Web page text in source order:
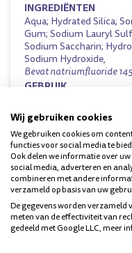
INGREDIËNTEN
Aqua; Hydrated Silica;
Gum; Sodium Lauryl
Sodium Saccharin;
Sodium Hydroxide,
Bevat natriumfluoride
GEBRUIK
Poets tweemaal
ter grootte van een
Geschikt voor
Wij gebruiken cookies
We gebruiken cookies om
functies voor social media te
Ook delen we informatie over
social media, adverteren en
combineren met andere
verzameld op basis van uw
De gegevens worden verzameld
meten van de effectiviteit van
gedeeld met Google LLC, meer